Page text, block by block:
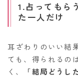
1.占ってもら
た一人だけ
耳ざわりのいい結
ても、得られるの
く、
「結局どうし